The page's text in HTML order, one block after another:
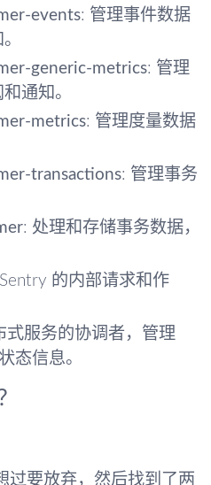
events: 管理事件数据
generic-metrics: 管理
通知。
metrics: 管理度量数据
transactions: 管理事务
: 处理和存储事务数据，
的内部请求和作
式服务的协调者，管理
态信息。
过要放弃，然后找到了两